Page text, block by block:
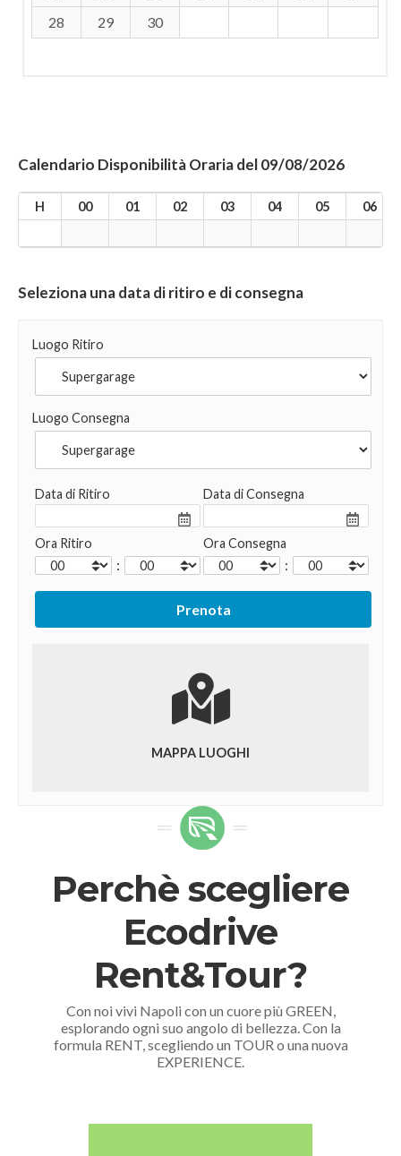
28
29 30
Calendario Disponibilità Oraria del 09/08/2026
H 00 01 02 03 04 05 06
Seleziona una data di ritiro e di consegna
Luogo Ritiro
Luogo Consegna
Data di Ritiro
Ora Ritiro
:
Data di Consegna
Ora Consegna
:
MAPPA LUOGHI
Perchè scegliere
Ecodrive
Rent&Tour?
Con noi vivi Napoli con un cuore più GREEN,
esplorando ogni suo angolo di bellezza. Con la
formula RENT, scegliendo un TOUR o una nuova
EXPERIENCE.